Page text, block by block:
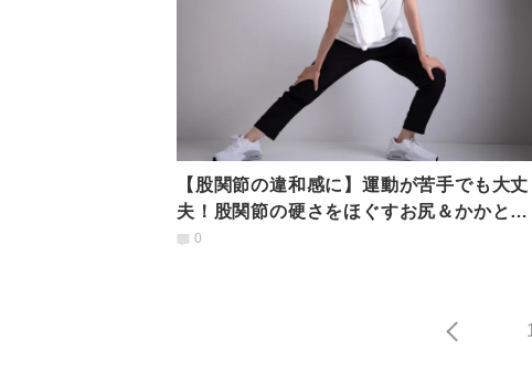
【股関節の違和感に】運動が苦手でも大丈
夫！股関節の硬さをほぐすお尻＆かかと寄
せストレッチ
0
1